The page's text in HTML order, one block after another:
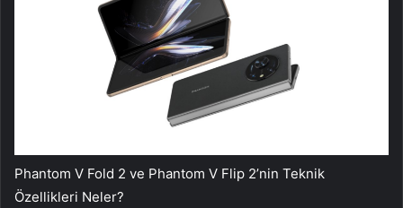
Phantom V Fold 2 ve Phantom V Flip 2’nin Teknik
Özellikleri Neler?